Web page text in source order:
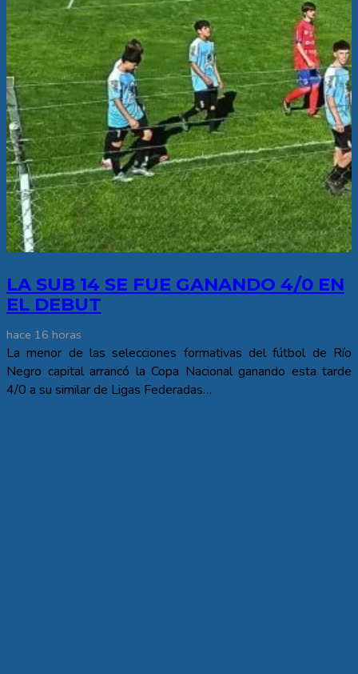
LA SUB 14 SE FUE GANANDO 4/0 EN
EL DEBUT
hace 16 horas
La menor de las selecciones formativas del fútbol de Río
Negro capital arrancó la Copa Nacional ganando esta tarde
4/0 a su similar de Ligas Federadas…